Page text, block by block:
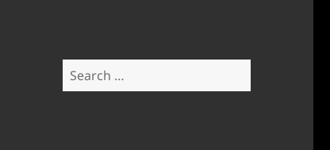
Search
for: